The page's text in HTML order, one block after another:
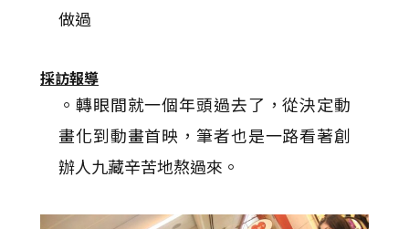
做過
採訪報導
。轉眼間就一個年頭過去了，從決定動
畫化到動畫首映，筆者也是一路看著創
辦人九藏辛苦地熬過來。